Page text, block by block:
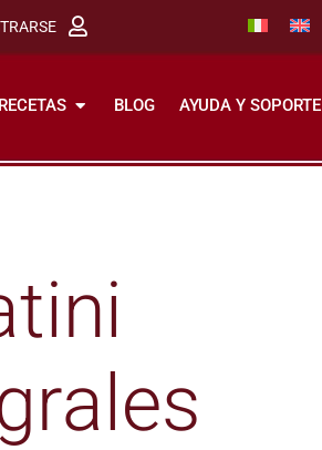
RECETAS BLOG AYUDA Y SOPORTE